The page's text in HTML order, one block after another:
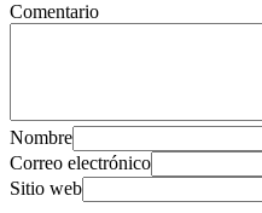
Comentario
Nombre
Correo electrónico
Sitio web